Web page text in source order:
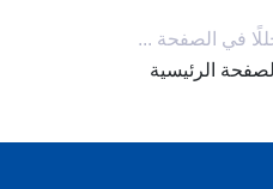
في الصفحة ...
الرئيسية